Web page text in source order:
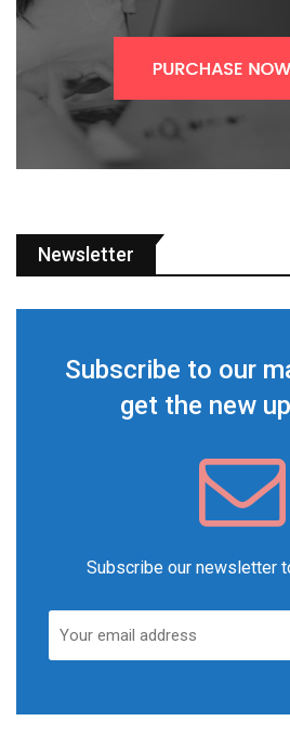
Newsletter
Subscribe to our
get the new
Subscribe our newsletter